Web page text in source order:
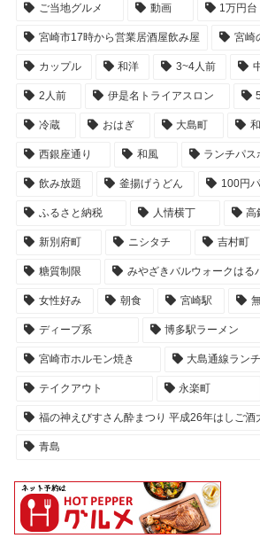
ご当地グルメ 動画 1万円台
宮崎市17時から営業居酒屋飲み屋 宮崎
カップル 和洋 3~4人前
2人前 伊是名トライアスロン
冷蔵 おはぎ 大島町
西銀座通り 和風 ランチパス
飲み放題 釜揚げうどん 100円
ふるさと納税 人情横丁 高
新別府町 ニシタチ 吉村町
糖質制限 みやざきバルウォークはる
女性好み 朝食 宮崎駅
ディープ系 博多駅ラーメン
宮崎市ホルモン焼き 大島通線ランチ
テイクアウト 永楽町
福の神えびすさん酔まつり 平成26年はしご酒
青島